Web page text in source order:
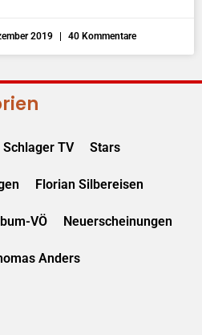
2019 40 Kommentare
Schlager TV Stars
Florian Silbereisen
VÖ Neuerscheinungen
Anders